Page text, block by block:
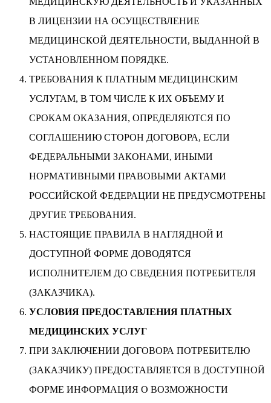
В ЛИЦЕНЗИИ НА ОСУЩЕСТВЛЕНИЕ
МЕДИЦИНСКОЙ ДЕЯТЕЛЬНОСТИ, ВЫДАННОЙ В
УСТАНОВЛЕННОМ ПОРЯДКЕ.
ТРЕБОВАНИЯ К ПЛАТНЫМ МЕДИЦИНСКИМ
УСЛУГАМ, В ТОМ ЧИСЛЕ К ИХ ОБЪЕМУ И
СРОКАМ ОКАЗАНИЯ, ОПРЕДЕЛЯЮТСЯ ПО
СОГЛАШЕНИЮ СТОРОН ДОГОВОРА, ЕСЛИ
ФЕДЕРАЛЬНЫМИ ЗАКОНАМИ, ИНЫМИ
НОРМАТИВНЫМИ ПРАВОВЫМИ АКТАМИ
РОССИЙСКОЙ ФЕДЕРАЦИИ НЕ ПРЕДУСМОТРЕНЫ
ДРУГИЕ ТРЕБОВАНИЯ.
НАСТОЯЩИЕ ПРАВИЛА В НАГЛЯДНОЙ И
ДОСТУПНОЙ ФОРМЕ ДОВОДЯТСЯ
ИСПОЛНИТЕЛЕМ ДО СВЕДЕНИЯ ПОТРЕБИТЕЛЯ
(ЗАКАЗЧИКА).
УСЛОВИЯ ПРЕДОСТАВЛЕНИЯ ПЛАТНЫХ
МЕДИЦИНСКИХ УСЛУГ
ПРИ ЗАКЛЮЧЕНИИ ДОГОВОРА ПОТРЕБИТЕЛЮ
(ЗАКАЗЧИКУ) ПРЕДОСТАВЛЯЕТСЯ В ДОСТУПНОЙ
ФОРМЕ ИНФОРМАЦИЯ О ВОЗМОЖНОСТИ